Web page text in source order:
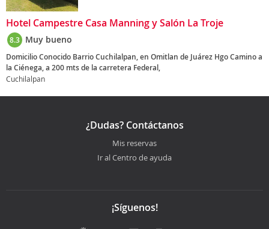
Hotel Campestre Casa Manning y Salón La Troje
8.3 Muy bueno
Domicilio Conocido Barrio Cuchilalpan, en Omitlan de Juárez Hgo Camino a
la Ciénega, a 200 mts de la carretera Federal,
Cuchilalpan
¿Dudas? Contáctanos
Mis reservas
Ir al Centro de ayuda
¡Síguenos!